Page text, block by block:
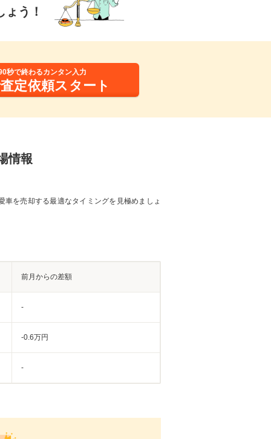
ょう！
秒で終わるカンタン入力
定依頼スタート
情報
を売却する最適なタイミングを見極めましょ
前月からの差額
-
-0.6万円
-